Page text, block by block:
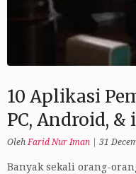
10 Aplikasi
PC, Android, &
OlehFarid Nur Iman 31
Banyak sekali orang-